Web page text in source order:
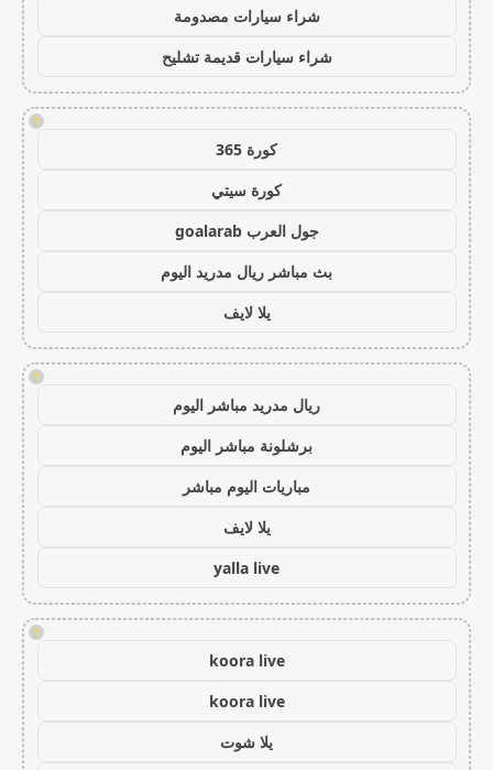
شراء سيارات مصدومة
شراء سيارات قديمة تشليح
!
كورة 365
كورة سيتي
جول العرب goalarab
بث مباشر ريال مدريد اليوم
يلا لايف
!
ريال مدريد مباشر اليوم
برشلونة مباشر اليوم
مباريات اليوم مباشر
يلا لايف
yalla live
!
koora live
koora live
يلا شوت